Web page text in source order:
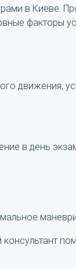
в Киеве.
факторы
движения,
в день